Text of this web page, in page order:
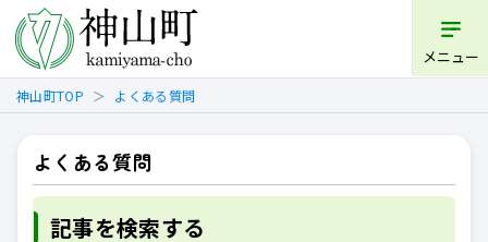
メニュー
神山町TOP よくある質問
よくある質問
記事を検索する